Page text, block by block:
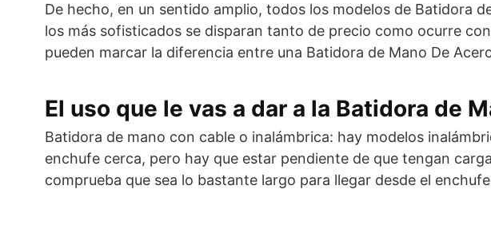
De hecho, en un sentido amplio, todos los modelos de Batidora
los más sofisticados se disparan tanto de precio como ocurre
pueden marcar la diferencia entre una Batidora de Mano De
El uso que le vas a dar a la Batidora de
Batidora de mano con cable o inalámbrica: hay modelos
enchufe cerca, pero hay que estar pendiente de que tengan
comprueba que sea lo bastante largo para llegar desde el